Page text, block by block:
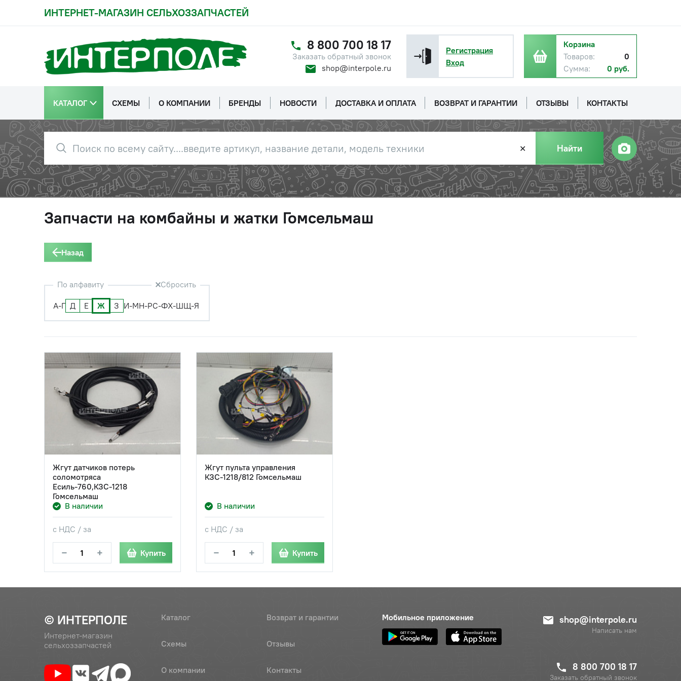
ИНТЕРНЕТ-МАГАЗИН СЕЛЬХОЗЗАПЧАСТЕЙ
8 800 700 18 17
Заказать обратный звонок
shop@interpole.ru
Регистрация
Вход
Корзина
Товаров:
0
Сумма:
0 руб.
КАТАЛОГ СХЕМЫ О КОМПАНИИ БРЕНДЫ НОВОСТИ ДОСТАВКА И ОПЛАТА ВОЗВРАТ И ГАРАНТИИ ОТЗЫВЫ КОНТАКТЫ
✕ Найти
Запчасти на комбайны и жатки Гомсельмаш
Назад
По алфавиту Сбросить
А-Г Д Е Ж З И-МН-РС-ФХ-ШЩ-Я
Жгут датчиков потерь
соломотряса
Есиль-760,КЗС-1218
Гомсельмаш
В наличии
с НДС / за
− + Купить
Жгут пульта управления
КЗС-1218/812 Гомсельмаш
В наличии
с НДС / за
− + Купить
© ИНТЕРПОЛЕ
Интернет-магазин
сельхоззапчастей
Каталог
Схемы
О компании
Возврат и гарантии
Отзывы
Контакты
Мобильное приложение shop@interpole.ru
Написать нам
8 800 700 18 17
Заказать обратный звонок